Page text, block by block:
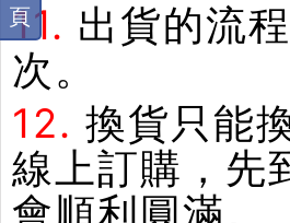
11. 出貨的流
次。
12. 換貨只能
線上訂購，先
會順利圓滿。
頁